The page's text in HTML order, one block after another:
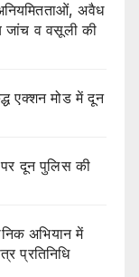
अवैध
जांच व वसूली की
एक्शन मोड में दून
पर दून पुलिस की
अभियान में
प्रतिनिधि